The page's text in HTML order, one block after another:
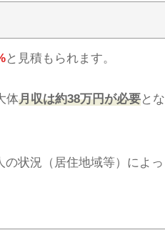
と見積もられます。
体月収は約38万円が必要とな
状況（居住地域等）によっ